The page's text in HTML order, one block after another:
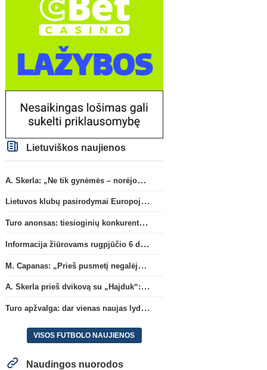
Lietuviškos naujienos
A. Skerla: „Ne tik gynėmės – norėjome atakuoti“
Lietuvos klubų pasirodymai Europoje: patirti pralaimėjimai Kroatijos atstovams
Turo anonsas: tiesioginių konkurentų dvikova Gargžduose
Informacija žiūrovams rugpjūčio 6 d. UEFA rungtynėms
M. Capanas: „Prieš pusmetį negalėjau net įsivaizduoti, kad žaisime prieš „Hajduk“
A. Skerla prieš dvikovą su „Hajduk“: „Tai kito kalibro komanda“
Turo apžvalga: dar vienas naujas lyderis
VISOS FUTBOLO NAUJIENOS
Naudingos nuorodos